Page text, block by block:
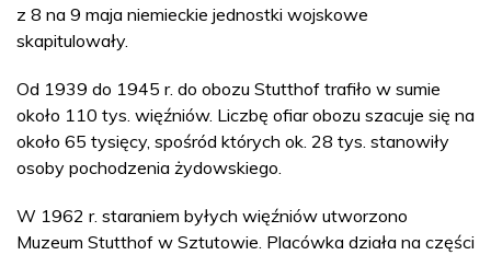
z 8 na 9 maja niemieckie jednostki wojskowe
skapitulowały.
Od 1939 do 1945 r. do obozu Stutthof trafiło w sumie
około 110 tys. więźniów. Liczbę ofiar obozu szacuje się na
około 65 tysięcy, spośród których ok. 28 tys. stanowiły
osoby pochodzenia żydowskiego.
W 1962 r. staraniem byłych więźniów utworzono
Muzeum Stutthof w Sztutowie. Placówka działa na części